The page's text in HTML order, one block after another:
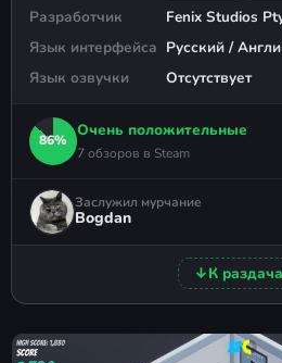
Разработчик
Fenix Studios
Язык интерфейса Русский /
Язык озвучки
Отсутствует
86%
Очень положительные
7 обзоров в Steam
Заслужил мурчание
Bogdan
↓К